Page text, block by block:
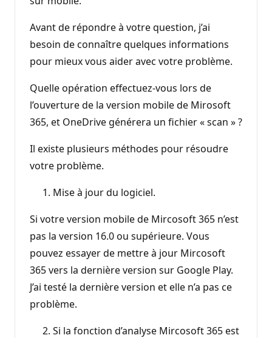
Avant de répondre à votre question, j’ai
besoin de connaître quelques informations
pour mieux vous aider avec votre problème.
Quelle opération effectuez-vous lors de
l’ouverture de la version mobile de Mirosoft
365, et OneDrive générera un fichier « scan » ?
Il existe plusieurs méthodes pour résoudre
votre problème.
Mise à jour du logiciel.
Si votre version mobile de Mircosoft 365 n’est
pas la version 16.0 ou supérieure. Vous
pouvez essayer de mettre à jour Mircosoft
365 vers la dernière version sur Google Play.
J’ai testé la dernière version et elle n’a pas ce
problème.
Si la fonction d’analyse Mircosoft 365 est